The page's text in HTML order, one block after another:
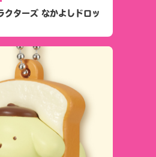
クターズ なかよしドロッ